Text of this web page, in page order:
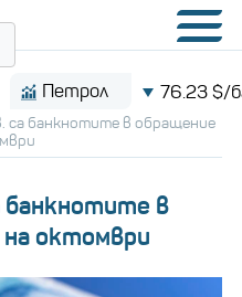
76.23 $/барел
са банкнотите в обращение
банкнотите в
октомври